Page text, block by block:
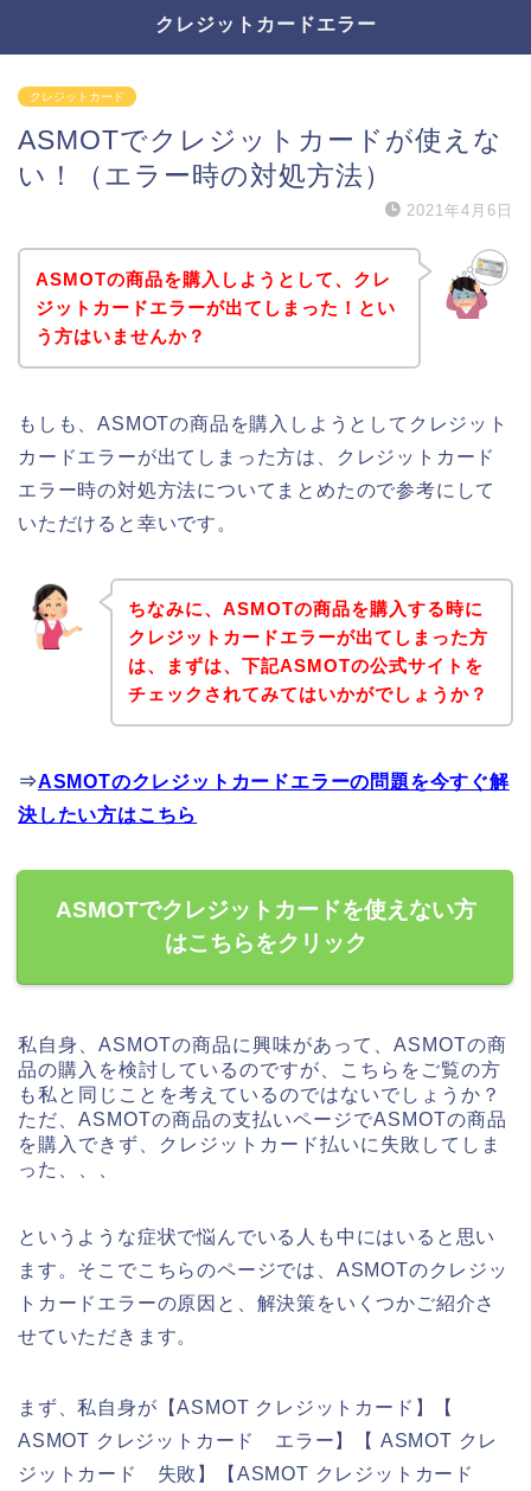
クレジットカードエラー
クレジットカード
ASMOTでクレジットカードが使えな
い！（エラー時の対処方法）
2021年4月6日
ASMOTの商品を購入しようとして、クレ
ジットカードエラーが出てしまった！とい
う方はいませんか？
もしも、ASMOTの商品を購入しようとしてクレジット
カードエラーが出てしまった方は、クレジットカード
エラー時の対処方法についてまとめたので参考にして
いただけると幸いです。
ちなみに、ASMOTの商品を購入する時に
クレジットカードエラーが出てしまった方
は、まずは、下記ASMOTの公式サイトを
チェックされてみてはいかがでしょうか？
⇒ASMOTのクレジットカードエラーの問題を今すぐ解
決したい方はこちら
ASMOTでクレジットカードを使えない方
はこちらをクリック
私自身、ASMOTの商品に興味があって、ASMOTの商
品の購入を検討しているのですが、こちらをご覧の方
も私と同じことを考えているのではないでしょうか？
ただ、ASMOTの商品の支払いページでASMOTの商品
を購入できず、クレジットカード払いに失敗してしま
った、、、
というような症状で悩んでいる人も中にはいると思い
ます。そこでこちらのページでは、ASMOTのクレジッ
トカードエラーの原因と、解決策をいくつかご紹介さ
せていただきます。
まず、私自身が【ASMOT クレジットカード】【
ASMOT クレジットカード エラー】【 ASMOT クレ
ジットカード 失敗】【ASMOT クレジットカード